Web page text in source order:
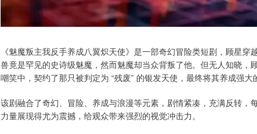
《魅魔叛主我反手养成八翼炽天使》是一部奇幻冒险类短剧，顾星
兽竟是罕见的史诗级魅魔，然而魅魔却当众背叛了他。但无人知晓
嘲笑中，契约了那只被判定为 “残废” 的银发天使，最终将其养成强大
该剧融合了奇幻、冒险、养成与浪漫等元素，剧情紧凑，充满反转
力量展现得尤为震撼，给观众带来强烈的视觉冲击力。